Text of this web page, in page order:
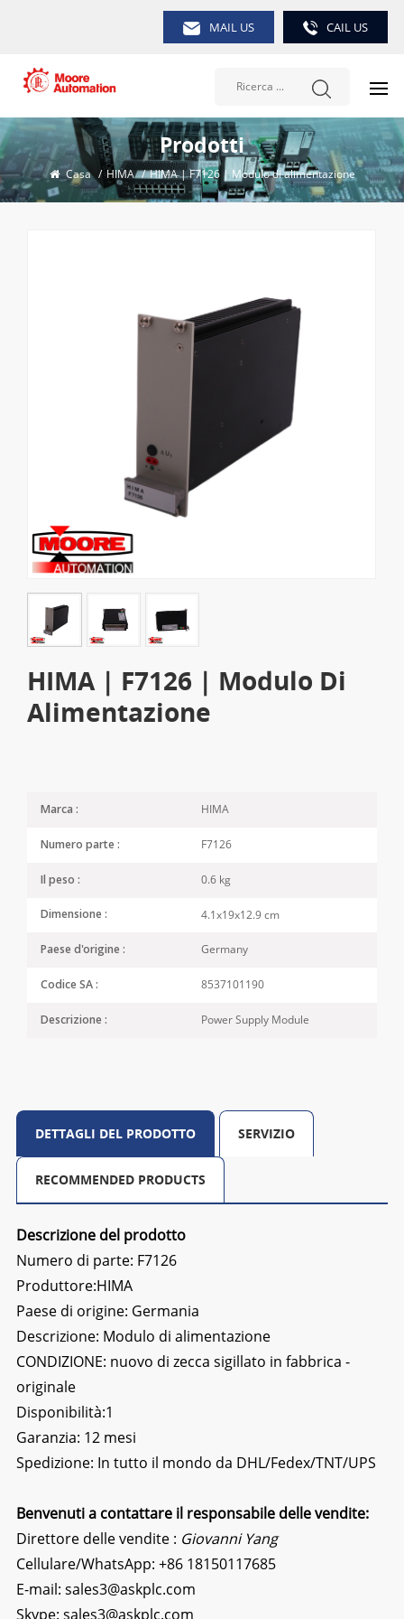
MAIL US CAIL US
Prodotti
Casa / HIMA / HIMA | F7126 | Modulo di alimentazione
HIMA | F7126 | Modulo Di
Alimentazione
Marca : HIMA
Numero parte : F7126
Il peso : 0.6 kg
Dimensione : 4.1x19x12.9 cm
Paese d'origine : Germany
Codice SA : 8537101190
Descrizione : Power Supply Module
DETTAGLI DEL PRODOTTO SERVIZIO
RECOMMENDED PRODUCTS
Descrizione del prodotto
Numero di parte: F7126
Produttore:HIMA
Paese di origine: Germania
Descrizione: Modulo di alimentazione
CONDIZIONE: nuovo di zecca sigillato in fabbrica -
originale
Disponibilità:1
Garanzia: 12 mesi
Spedizione: In tutto il mondo da DHL/Fedex/TNT/UPS
Benvenuti a contattare il responsabile delle vendite:
Direttore delle vendite : Giovanni Yang
Cellulare/WhatsApp: +86 18150117685
E-mail: sales3@askplc.com
Skype: sales3@askplc.com